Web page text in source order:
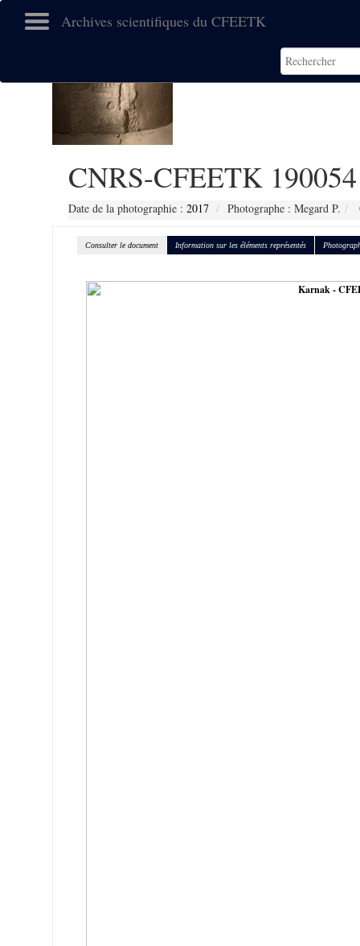
Archives scientifiques du CFEETK
CNRS-CFEETK 190054
Date de la photographie : 2017 Photographe : Megard P.
Consulter le document Information sur les éléments représentés